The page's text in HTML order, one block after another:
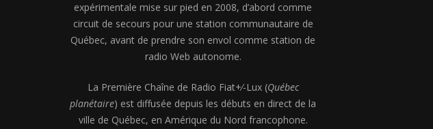
expérimentale mise sur pied en 2008, d’abord comme
circuit de secours pour une station communautaire de
Québec, avant de prendre son envol comme station de
radio Web autonome.
La Première Chaîne de Radio Fiat+⁄-Lux (Québec
planétaire) est diffusée depuis les débuts en direct de la
ville de Québec, en Amérique du Nord francophone.